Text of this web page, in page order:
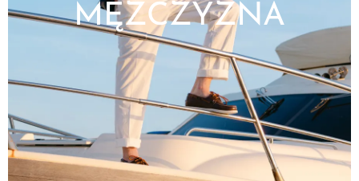
Odzież
Akcesoria
Obuwie
MĘŻCZYZNA